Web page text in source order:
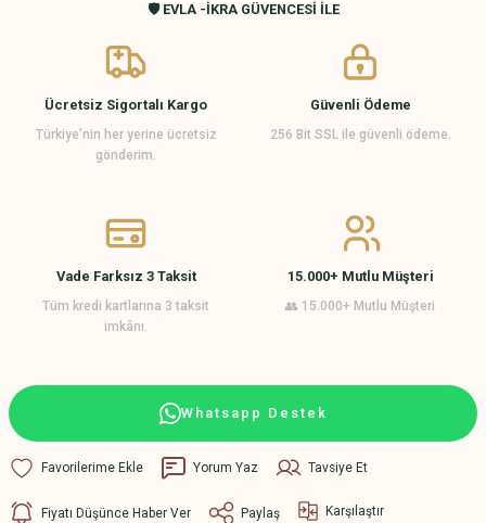
🛡️ EVLA -İKRA GÜVENCESİ İLE
Ücretsiz Sigortalı Kargo
Türkiye’nin her yerine ücretsiz
gönderim.
Güvenli Ödeme
256 Bit SSL ile güvenli ödeme.
Vade Farksız 3 Taksit
Tüm kredi kartlarına 3 taksit
imkânı.
15.000+ Mutlu Müşteri
👥 15.000+ Mutlu Müşteri
Whatsapp Destek
Yorum Yaz Tavsiye Et
Fiyatı Düşünce Haber Ver Paylaş Karşılaştır